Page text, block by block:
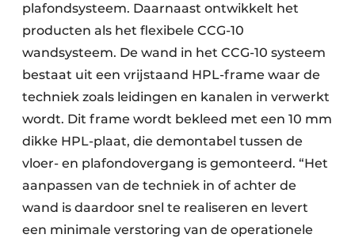
plafondsysteem. Daarnaast ontwikkelt het
producten als het flexibele CCG-10
wandsysteem. De wand in het CCG-10 systeem
bestaat uit een vrijstaand HPL-frame waar de
techniek zoals leidingen en kanalen in verwerkt
wordt. Dit frame wordt bekleed met een 10 mm
dikke HPL-plaat, die demontabel tussen de
vloer- en plafondovergang is gemonteerd. “Het
aanpassen van de techniek in of achter de
wand is daardoor snel te realiseren en levert
een minimale verstoring van de operationele